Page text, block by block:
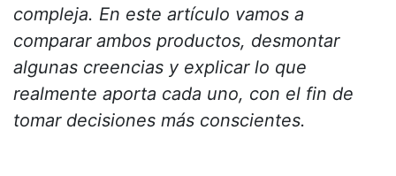
compleja. En este artículo vamos a
comparar ambos productos, desmontar
algunas creencias y explicar lo que
realmente aporta cada uno, con el fin de
tomar decisiones más conscientes.